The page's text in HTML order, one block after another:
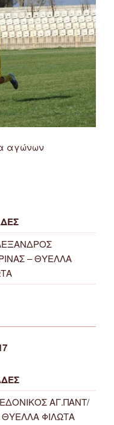
αγώνων
– ΘΥΕΛΛΑ
ΑΓ.ΠΑΝΤ/
ΘΥΕΛΛΑ ΦΙΛΩΤΑ